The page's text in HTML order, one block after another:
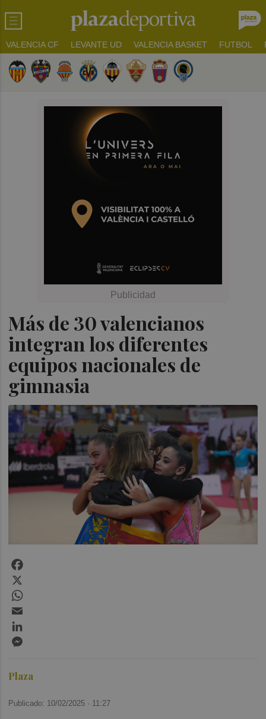
VALENCIA CF LEVANTE UD VALENCIA BASKET FUTBOL
Más de 30 valencianos
integran los diferentes
equipos nacionales de
gimnasia
Plaza
Publicado: 10/02/2025 · 11:27